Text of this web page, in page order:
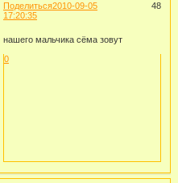
Поделиться 48
2010-09-05
17:20:35
нашего мальчика сёма зовут
0